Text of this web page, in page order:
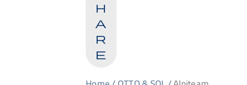
h
a
r
e